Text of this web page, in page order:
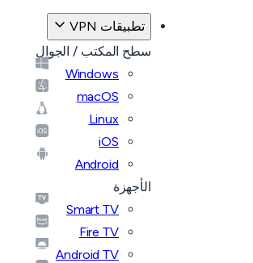
تطبيقات VPN
سطح المكتب / الجوال
Windows
macOS
Linux
iOS
Android
الأجهزة
Smart TV
Fire TV
Android TV